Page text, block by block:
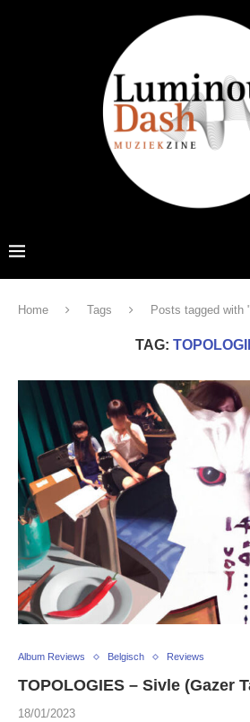
Home Tags Posts tagged with
TAG:
Album Reviews Belgisch Reviews
TOPOLOGIES – Sivle (Gazer
18/01/2023